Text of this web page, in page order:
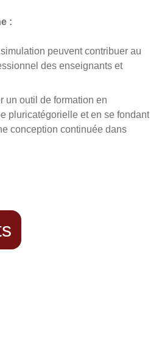
:
peuvent contribuer au
des enseignants et
un outil de formation en
pluricatégorielle et en se fondant
conception continuée dans